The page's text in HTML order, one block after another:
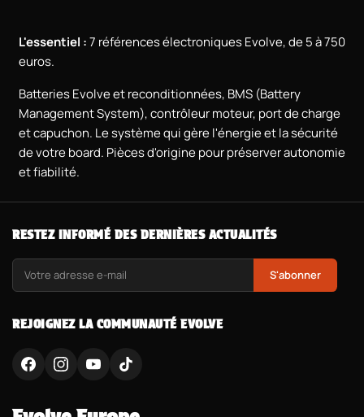
L'essentiel :7 références électroniques Evolve, de 5 à 750
euros.
Batteries Evolve et reconditionnées, BMS (Battery
Management System), contrôleur moteur, port de charge
et capuchon. Le système qui gère l'énergie et la sécurité
de votre board. Pièces d'origine pour préserver autonomie
et fiabilité.
RESTEZ INFORMÉ DES DERNIÈRES ACTUALITÉS
S'abonner
REJOIGNEZ LA COMMUNAUTÉ EVOLVE